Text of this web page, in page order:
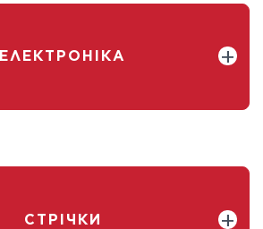
ЕЛЕКТРОНІКА
СТРІЧКИ